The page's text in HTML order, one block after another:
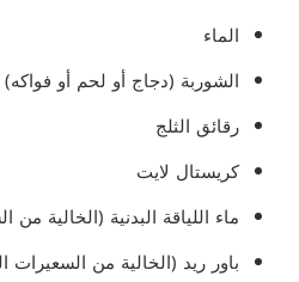
الماء
الشوربة (دجاج أو لحم أو فواكه)
رقائق الثلج
كريستال لايت
ماء اللياقة البدنية (الخالية
باور ريد (الخالية من السعيرات